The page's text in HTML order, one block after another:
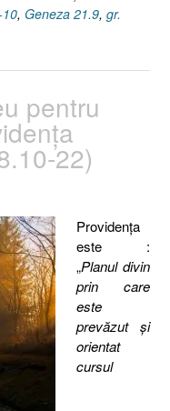
, Geneza 21.9, gr.
pentru
22)
Providenţa
este :
„Planul divin
prin care
este
prevăzut și
orientat
cursul